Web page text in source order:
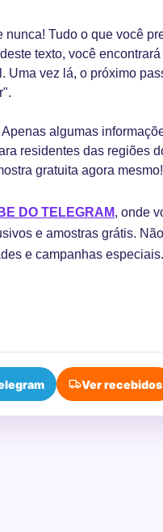
Tudo o que você
texto, você
Uma vez lá, o próximo
algumas
residentes das regiões
gratuita agora mesmo!
DO TELEGRAM, onde
e amostras grátis.
e campanhas especiais.
Ver recebidos